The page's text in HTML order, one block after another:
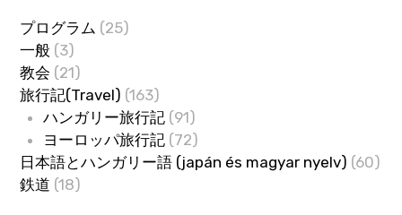
プログラム (25)
一般 (3)
教会 (21)
旅行記(Travel) (163)
ハンガリー旅行記(91)
ヨーロッパ旅行記(72)
日本語とハンガリー語 (japán és magyar nyelv) (60)
鉄道 (18)